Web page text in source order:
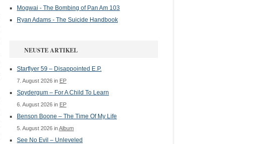
Mogwai - The Bombing of Pan Am 103
Ryan Adams - The Suicide Handbook
NEUSTE ARTIKEL
Starflyer 59 – Disappointed E.P.
7. August 2026 in EP
Spydergum – For A Child To Learn
6. August 2026 in EP
Benson Boone – The Time Of My Life
5. August 2026 inAlbum
See No Evil – Unleveled